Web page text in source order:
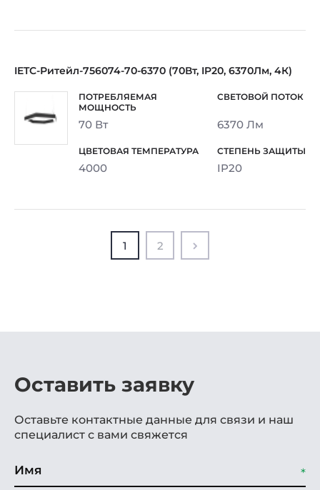
IETC-Ритейл-756074-70-6370 (70Вт, IP20, 6370Лм, 4К)
70 Вт 6370 Лм
4000 IP20
1 2
Оставить заявку
Оставьте контактные данные для связи и наш
специалист с вами свяжется